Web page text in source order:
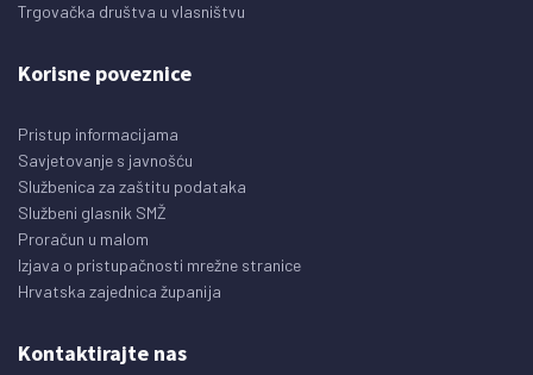
Trgovačka društva u vlasništvu
Korisne poveznice
Pristup informacijama
Savjetovanje s javnošću
Službenica za zaštitu podataka
Službeni glasnik SMŽ
Proračun u malom
Izjava o pristupačnosti mrežne stranice
Hrvatska zajednica županija
Kontaktirajte nas